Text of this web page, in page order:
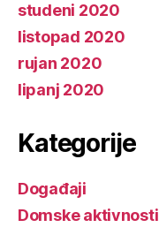
studeni 2020
listopad 2020
rujan 2020
lipanj 2020
Kategorije
Događaji
Domske aktivnosti